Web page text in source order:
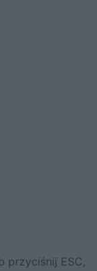
przyciśnij ESC,